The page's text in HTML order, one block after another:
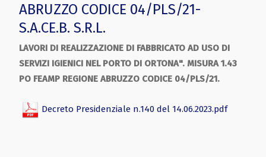
ABRUZZO CODICE 04/PLS/21-
S.A.CE.B. S.R.L.
LAVORI DI REALIZZAZIONE DI FABBRICATO AD USO DI
SERVIZI IGIENICI NEL PORTO DI ORTONA". MISURA 1.43
PO FEAMP REGIONE ABRUZZO CODICE 04/PLS/21.
Decreto Presidenziale n.140 del 14.06.2023.pdf